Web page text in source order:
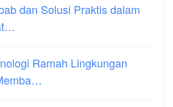
dan Solusi Praktis dalam
Ramah Lingkungan